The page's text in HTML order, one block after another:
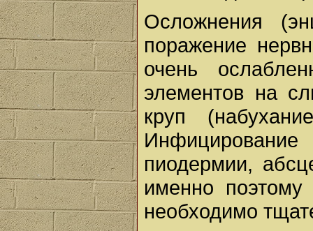
Осложнения
поражение
очень
элементов на
круп
пиодермии,
именно поэтому
необходимо